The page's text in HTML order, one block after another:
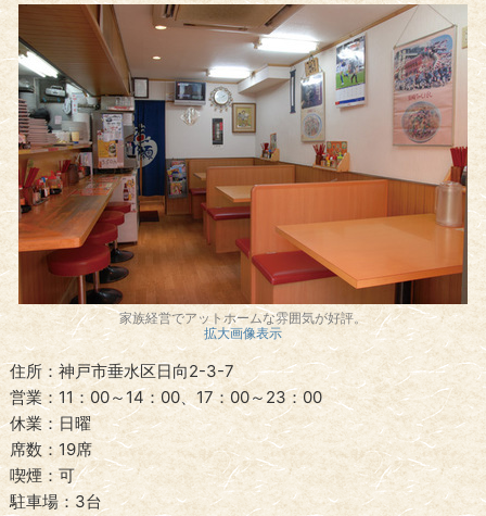
家族経営でアットホームな雰囲気が好評。
拡大画像表示
住所：神戸市垂水区日向2-3-7
営業：11：00～14：00、17：00～23：00
休業：日曜
席数：19席
喫煙：可
駐車場：3台